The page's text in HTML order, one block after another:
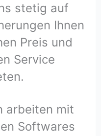
stetig auf
Ihnen
Preis und
Service
arbeiten mit
Softwares